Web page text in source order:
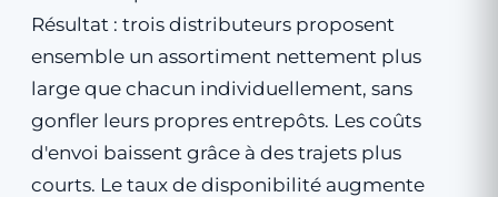
Résultat : trois distributeurs proposent
ensemble un assortiment nettement plus
large que chacun individuellement, sans
gonfler leurs propres entrepôts. Les coûts
d'envoi baissent grâce à des trajets plus
courts. Le taux de disponibilité augmente